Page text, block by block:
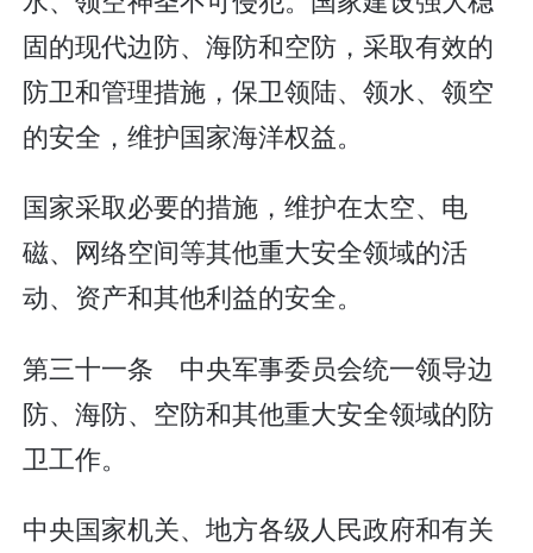
固的现代边防、海防和空防，采取有效的
防卫和管理措施，保卫领陆、领水、领空
的安全，维护国家海洋权益。
国家采取必要的措施，维护在太空、电
磁、网络空间等其他重大安全领域的活
动、资产和其他利益的安全。
第三十一条 中央军事委员会统一领导边
防、海防、空防和其他重大安全领域的防
卫工作。
中央国家机关、地方各级人民政府和有关